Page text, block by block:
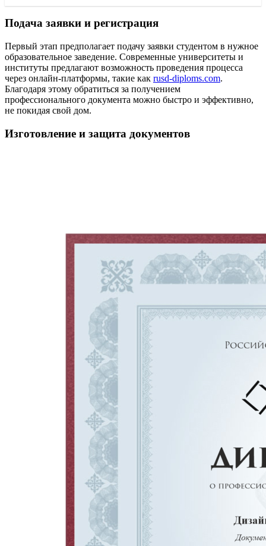
Подача заявки и регистрация
Первый этап предполагает подачу заявки студентом в нужное
образовательное заведение. Современные университеты и
институты предлагают возможность проведения процесса
через онлайн-платформы, такие как rusd-diploms.com.
Благодаря этому обратиться за получением
профессионального документа можно быстро и эффективно,
не покидая свой дом.
Изготовление и защита документов